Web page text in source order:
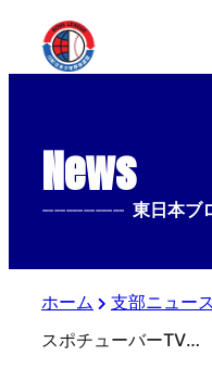
News
-------------- 東日本ブ
ホーム 支部ニュース
スポチューバーTV旗争奪第１回日本少年野球東北選抜大会 開幕！